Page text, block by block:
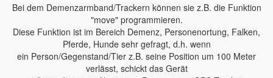
Bei dem Demenzarmband/Trackern können sie z.B. die Funktion
"move" programmieren.
Diese Funktion ist im Bereich Demenz, Personenortung, Falken,
Pferde, Hunde sehr gefragt, d.h. wenn
ein Person/Gegenstand/Tier z.B. seine Position um 100 Meter
verlässt, schickt das Gerät